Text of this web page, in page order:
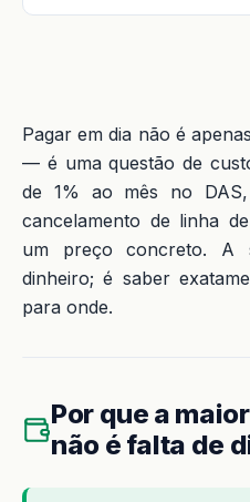
Pagar em dia não é
— é uma questão de
de 1% ao mês no
cancelamento de linha
um preço concreto. A
dinheiro; é saber
para onde.
Por que a
não é falta de